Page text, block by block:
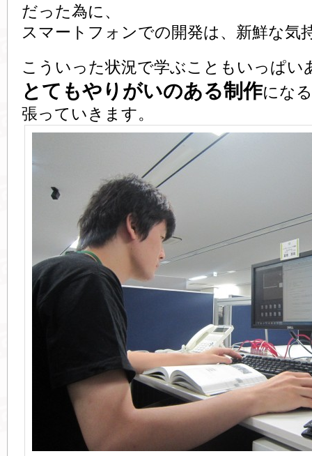
だった為に、
スマートフォンでの開発は、新鮮な気
こういった状況で学ぶこともいっぱい
とてもやりがいのある制作にな
張っていきます。